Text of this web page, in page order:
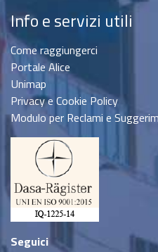
Info e servizi utili
Come raggiungerci
Portale Alice
Unimap
Privacy e Cookie Policy
Modulo per Reclami e
Seguici